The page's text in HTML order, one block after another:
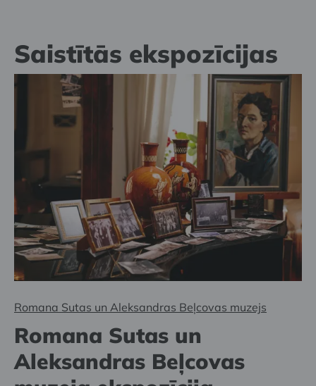
Saistītās ekspozīcijas
Romana Sutas un Aleksandras Beļcovas muzejs
Romana Sutas un
Aleksandras Beļcovas